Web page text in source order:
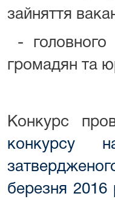
зайняття
- головного
громадян та
Конкурс
конкурсу
березня